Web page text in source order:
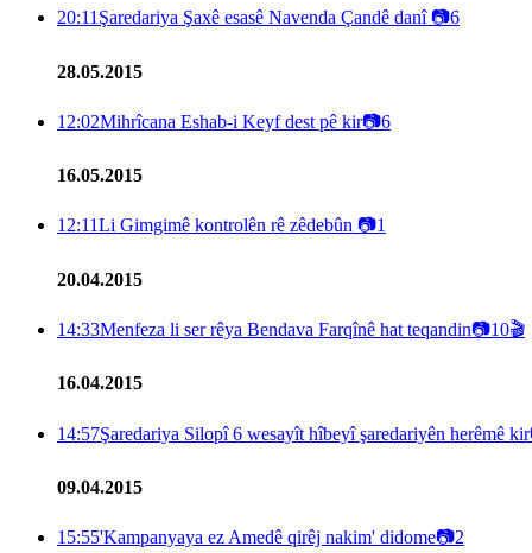
20:11Şaredariya Şaxê esasê Navenda Çandê danî📷6
28.05.2015
12:02Mihrîcana Eshab-i Keyf dest pê kir📷6
16.05.2015
12:11Li Gimgimê kontrolên rê zêdebûn 📷1
20.04.2015
14:33Menfeza li ser rêya Bendava Farqînê hat teqandin📷10🎬
16.04.2015
14:57Şaredariya Silopî 6 wesayît hîbeyî şaredariyên herêmê kir
09.04.2015
15:55'Kampanyaya ez Amedê qirêj nakim' didome📷2